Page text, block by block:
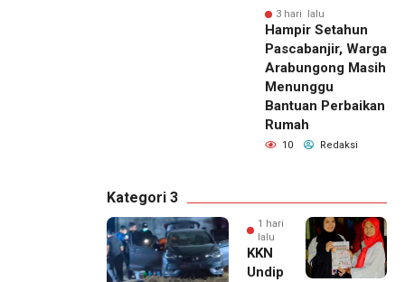
3 hari lalu
Hampir Setahun
Pascabanjir, Warga
Arabungong Masih
Menunggu
Bantuan Perbaikan
Rumah
10 Redaksi
Kategori 3
1 hari
lalu
KKN
Undip